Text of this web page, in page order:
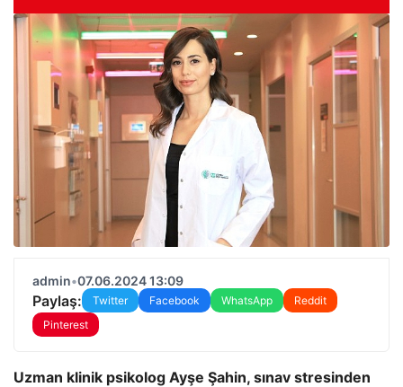
admin•07.06.2024 13:09
Paylaş: Twitter Facebook WhatsApp
Reddit
Pinterest
Uzman klinik psikolog Ayşe Şahin, sınav stresinden